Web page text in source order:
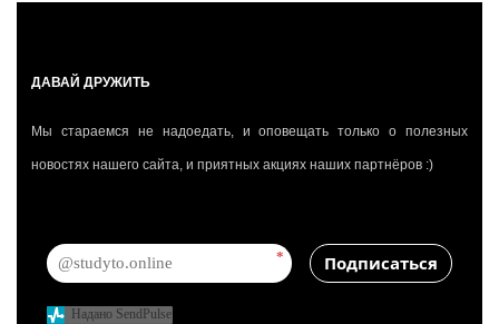
ДАВАЙ ДРУЖИТЬ
Мы стараемся не надоедать, и оповещать только о полезных
новостях нашего сайта, и приятных акциях наших партнёров :)
* Подписаться
Надано SendPulse